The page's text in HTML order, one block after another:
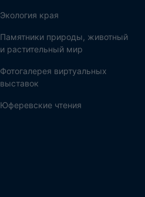
Экология края
Памятники природы, животный
и растительный мир
Фотогалерея виртуальных
выставок
Юферевские чтения